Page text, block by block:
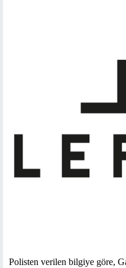
Polisten verilen bilgiye göre,